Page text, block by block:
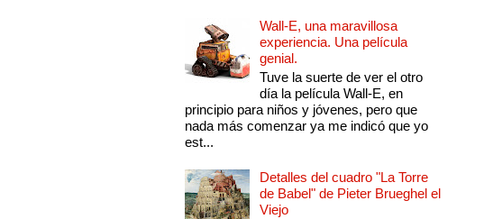
Wall-E, una maravillosa
experiencia. Una película
genial.
Tuve la suerte de ver el otro
día la película Wall-E, en
principio para niños y jóvenes, pero que
nada más comenzar ya me indicó que yo
est...
Detalles del cuadro "La Torre
de Babel" de Pieter Brueghel el
Viejo